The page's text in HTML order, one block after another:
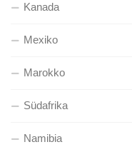
Kanada
Mexiko
Marokko
Südafrika
Namibia